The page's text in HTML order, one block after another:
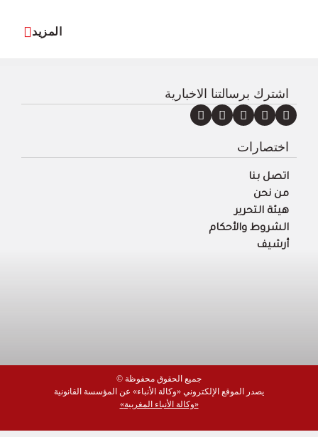
المزيد
اشترك برسالتنا الاخبارية
اختصارات
اتصل بنا
من نحن
هيئة التحرير
الشروط والأحكام
أرشيف
© جميع الحقوق محفوظة
يصدر الموقع الإلكتروني «وكالة الأنباء» عن المؤسسة القانونية
«وكالة الأنباء المغربية»